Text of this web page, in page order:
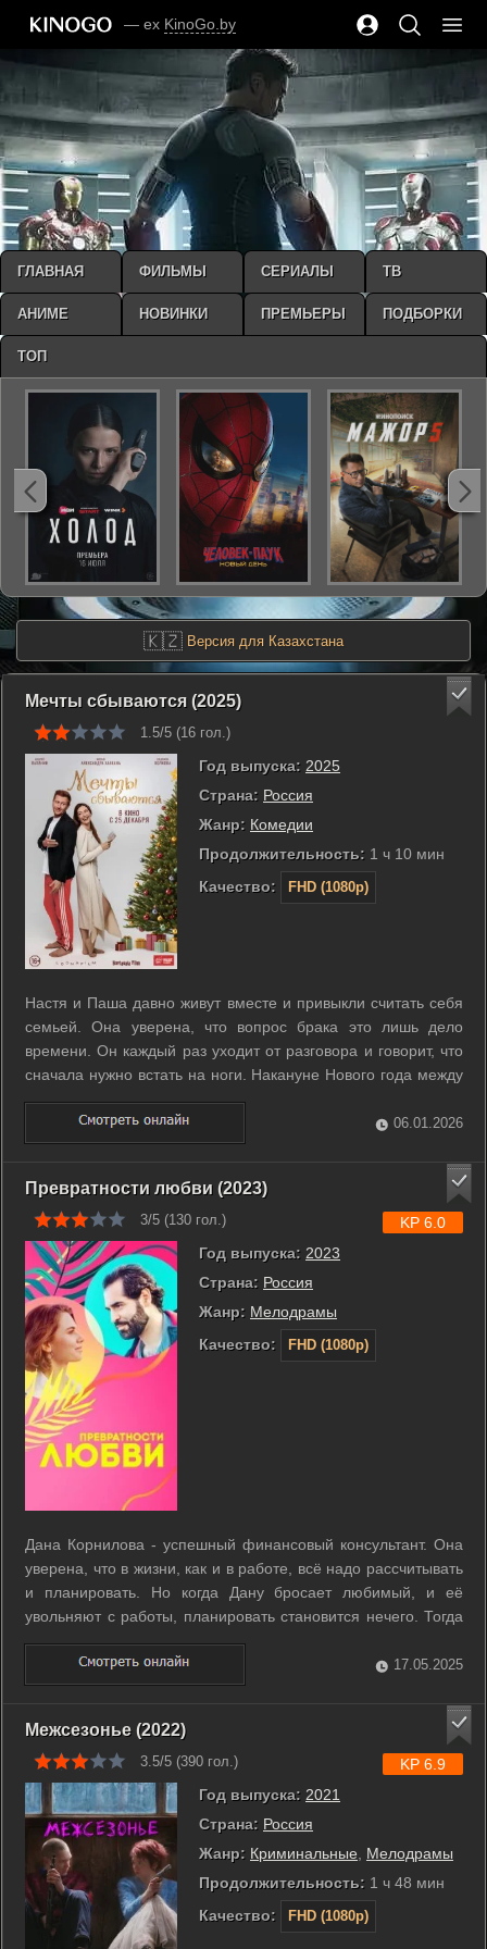
— ex KinoGo.by
🇰🇿 Версия для Казахстана
Мечты сбываются (2025)
1.5/5 (16 гол.)
Год выпуска: 2025
Страна: Россия
Жанр: Комедии
Продолжительность: 1 ч 10 мин
Качество:
FHD (1080p)
Настя и Паша давно живут вместе и привыкли считать себя
семьей. Она уверена, что вопрос брака это лишь дело
времени. Он каждый раз уходит от разговора и говорит, что
сначала нужно встать на ноги. Накануне Нового года между
ними снова возникает напряжение, которое они стараются
не замечать. Случайный выигрыш в лотерею меняет
привычный порядок. ...
06.01.2026
Превратности любви (2023)
3/5 (130 гол.)
Год выпуска: 2023
Страна: Россия
Жанр: Мелодрамы
Качество:
FHD (1080p)
KP 6.0
Дана Корнилова - успешный финансовый консультант. Она
уверена, что в жизни, как и в работе, всё надо рассчитывать
и планировать. Но когда Дану бросает любимый, и её
увольняют с работы, планировать становится нечего. Тогда
она решает изменить свою жизнь - едет в Турцию
заниматься парусным спортом. Там Дана знакомится с
Александром - русским ...
17.05.2025
Межсезонье (2022)
3.5/5 (390 гол.)
Год выпуска: 2021
Страна: Россия
Жанр: Криминальные
Мелодрамы
Продолжительность: 1 ч 48 мин
Качество:
FHD (1080p)
KP 6.9
ГЛАВНАЯ ФИЛЬМЫ СЕРИАЛЫ ТВ
АНИМЕ НОВИНКИ ПРЕМЬЕРЫ ПОДБОРКИ
ТОП